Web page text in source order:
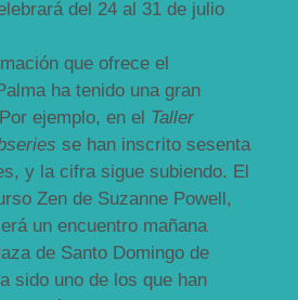
del 24 al 31 de julio
que ofrece el
ha tenido una gran
ejemplo, en el Taller
se han inscrito sesenta
y la cifra sigue subiendo. El
Zen de Suzanne Powell,
un encuentro mañana
de Santo Domingo de
sido uno de los que han